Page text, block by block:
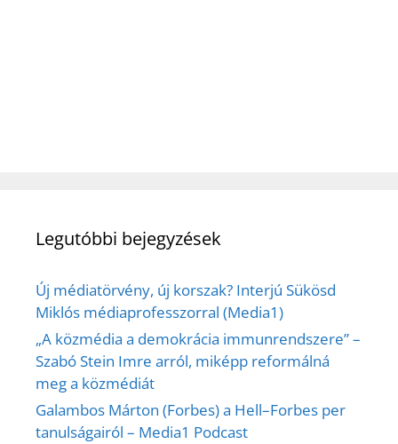
Legutóbbi bejegyzések
Új médiatörvény, új korszak? Interjú Sükösd
Miklós médiaprofesszorral (Media1)
„A közmédia a demokrácia immunrendszere” –
Szabó Stein Imre arról, miképp reformálná
meg a közmédiát
Galambos Márton (Forbes) a Hell–Forbes per
tanulságairól – Media1 Podcast